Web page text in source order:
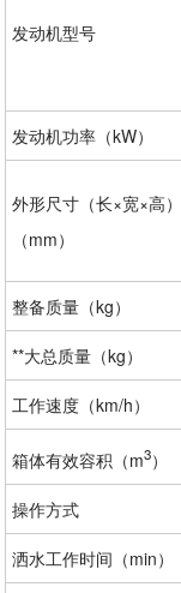
发动机型号
发动机功率（kW）
外形尺寸（长×宽×高）
（mm）
整备质量（kg）
**大总质量（kg）
工作速度（km/h）
箱体有效容积（m3）
操作方式
洒水工作时间（min）